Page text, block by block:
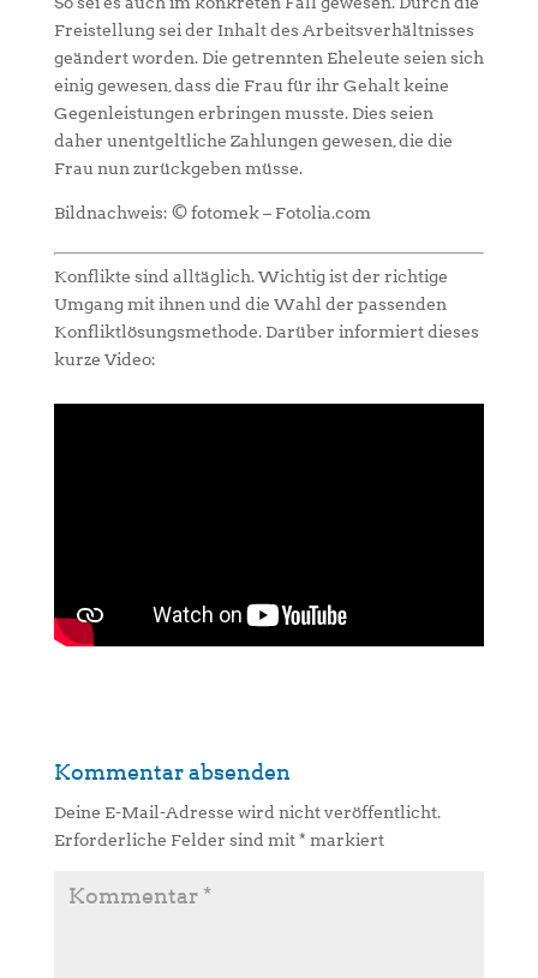
Freistellung sei der Inhalt des Arbeitsverhältnisses
geändert worden. Die getrennten Eheleute seien sich
einig gewesen, dass die Frau für ihr Gehalt keine
Gegenleistungen erbringen musste. Dies seien
daher unentgeltliche Zahlungen gewesen, die die
Frau nun zurückgeben müsse.
Bildnachweis: © fotomek – Fotolia.com
Konflikte sind alltäglich. Wichtig ist der richtige
Umgang mit ihnen und die Wahl der passenden
Konfliktlösungsmethode. Darüber informiert dieses
kurze Video:
Kommentar absenden
Deine E-Mail-Adresse wird nicht veröffentlicht.
Erforderliche Felder sind mit* markiert